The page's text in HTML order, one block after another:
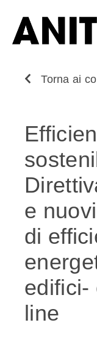
Torna ai
e
di
edifici-
line